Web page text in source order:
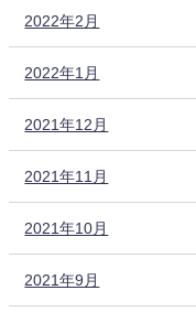
2022年2月
2022年1月
2021年12月
2021年11月
2021年10月
2021年9月